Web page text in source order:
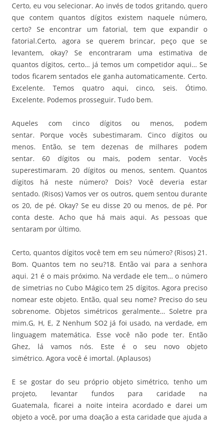
Certo, eu vou selecionar. Ao invés de todos gritando, quero
que contem quantos dígitos existem naquele número,
certo? Se encontrar um fatorial, tem que expandir o
fatorial.Certo, agora se querem brincar, peço que se
levantem, okay? Se encontraram uma estimativa de
quantos dígitos, certo… já temos um competidor aqui… Se
todos ficarem sentados ele ganha automaticamente. Certo.
Excelente. Temos quatro aqui, cinco, seis. Ótimo.
Excelente. Podemos prosseguir. Tudo bem.
Aqueles com cinco dígitos ou menos, podem
sentar. Porque vocês subestimaram. Cinco dígitos ou
menos. Então, se tem dezenas de milhares podem
sentar. 60 dígitos ou mais, podem sentar. Vocês
superestimaram. 20 dígitos ou menos, sentem. Quantos
dígitos há neste número? Dois? Você deveria estar
sentado. (Risos) Vamos ver os outros, quem sentou durante
os 20, de pé. Okay? Se eu disse 20 ou menos, de pé. Por
conta deste. Acho que há mais aqui. As pessoas que
sentaram por último.
Certo, quantos dígitos você tem em seu número? (Risos) 21.
Bom. Quantos tem no seu?18. Então vai para a senhora
aqui. 21 é o mais próximo. Na verdade ele tem… o número
de simetrias no Cubo Mágico tem 25 dígitos. Agora preciso
nomear este objeto. Então, qual seu nome? Preciso do seu
sobrenome. Objetos simétricos geralmente… Soletre pra
mim.G, H, E, Z Nenhum SO2 já foi usado, na verdade, em
linguagem matemática. Esse você não pode ter. Então
Ghez, lá vamos nós. Este é o seu novo objeto
simétrico. Agora você é imortal. (Aplausos)
E se gostar do seu próprio objeto simétrico, tenho um
projeto, levantar fundos para caridade na
Guatemala, ficarei a noite inteira acordado e darei um
objeto a você, por uma doação a esta caridade que ajuda a